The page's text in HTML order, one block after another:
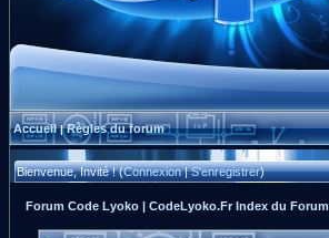
Accueil|Règles du forum
Bienvenue, Invité ! (Connexion|S'enregistrer)
Forum Code Lyoko | CodeLyoko.Fr Index du Forum